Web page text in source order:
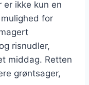
er ikke kun en
for
risnudler,
middag. Retten
grøntsager,